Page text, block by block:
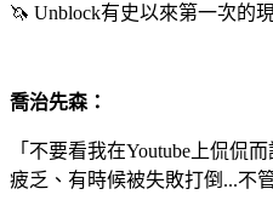
🦄 Unblock有史以來第一次的
喬治先森：
「不要看我在Youtube上侃
疲乏、有時候被失敗打倒...不